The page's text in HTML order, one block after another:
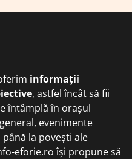
informații
, astfel încât să fii
întâmplă în orașul
evenimente
la povești ale
eforie.ro își propune să